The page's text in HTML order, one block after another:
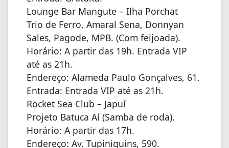
Lounge Bar Mangute – Ilha Porchat
Trio de Ferro, Amaral Sena, Donnyan
Sales, Pagode, MPB. (Com feijoada).
Horário: A partir das 19h. Entrada VIP
até as 21h.
Endereço: Alameda Paulo Gonçalves, 61.
Entrada: Entrada VIP até as 21h.
Rocket Sea Club – Japuí
Projeto Batuca Aí (Samba de roda).
Horário: A partir das 17h.
Endereço: Av. Tupiniquins, 590.